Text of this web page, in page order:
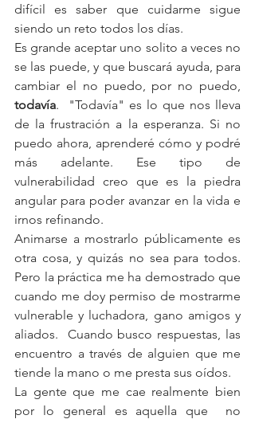
difícil es saber que cuidarme sigue
siendo un reto todos los días.
Es grande aceptar uno solito a veces no
se las puede, y que buscará ayuda, para
todavía.  "Todavía" es lo que nos lleva
de la frustración a la esperanza. Si no
puedo ahora, aprenderé cómo y podré
más adelante. Ese tipo de
vulnerabilidad creo que es la piedra
angular para poder avanzar en la vida e
irnos refinando.
Animarse a mostrarlo públicamente es
otra cosa, y quizás no sea para todos.
Pero la práctica me ha demostrado que
cuando me doy permiso de mostrarme
vulnerable y luchadora, gano amigos y
aliados.  Cuando busco respuestas, las
encuentro a través de alguien que me
tiende la mano o me presta sus oídos.
La gente que me cae realmente bien
por lo general es aquella que  no